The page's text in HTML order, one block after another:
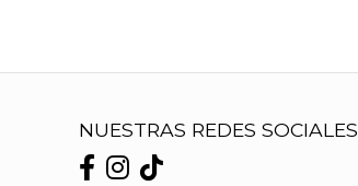
NUESTRAS REDES SOCIALES